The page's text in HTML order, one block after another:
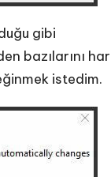
gibi
bazılarını
istedim.